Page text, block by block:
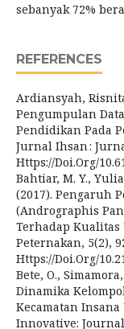
sebanyak 72%
REFERENCES
Ardiansyah,
Pengumpulan
Pendidikan Pada
Jurnal Ihsan :
Https://Doi.Org/
Bahtiar, M. Y.,
(2017). Pengaruh
(Andrographis
Terhadap
Peternakan, 5(2),
Https://Doi.Org/
Bete, O.,
Dinamika
Kecamatan
Innovative: Journal